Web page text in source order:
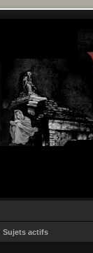
Sujets actifs